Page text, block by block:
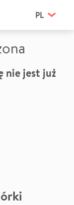
PL
nie jest już